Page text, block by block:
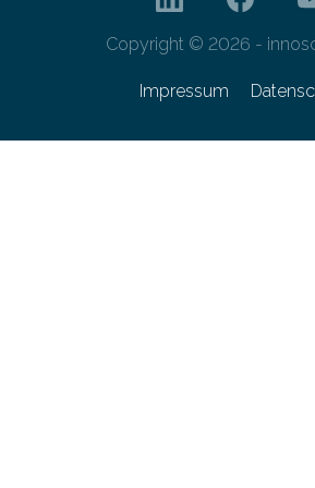
Copyright © 2026 -
Impressum